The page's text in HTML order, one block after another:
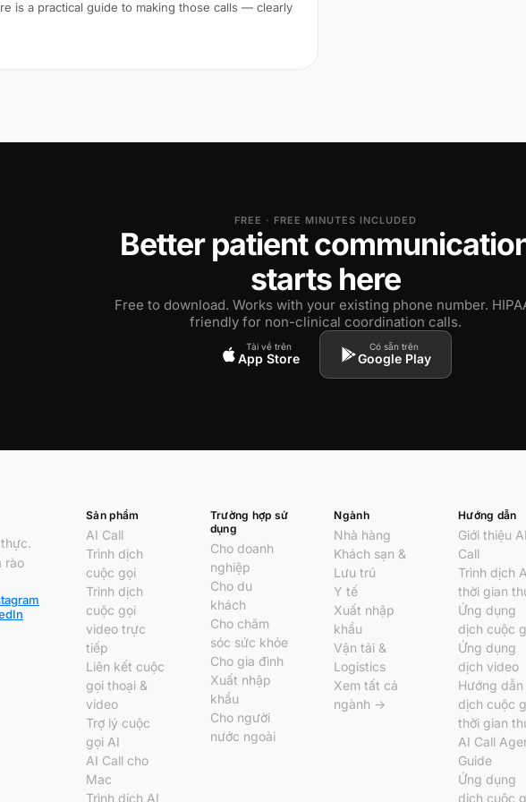
is a practical guide to making those calls — clearly
FREE · FREE MINUTES INCLUDED
Better patient
starts here
Free to download. Works with your existing phone number.
friendly for non-clinical coordination calls.
Tải về trên
App Store
Có sẵn trên
Google Play
rào
Sản phẩm
AI Call
Trình dịch
cuộc gọi
Trình dịch
cuộc gọi
video trực
tiếp
Liên kết cuộc
gọi thoại &
video
Trợ lý cuộc
gọi AI
AI Call cho
Mac
Trình dịch AI
Trường hợp sử
dụng
Cho doanh
nghiệp
Cho du
khách
Cho chăm
sóc sức khỏe
Cho gia đình
Xuất nhập
khẩu
Cho người
nước ngoài
Ngành
Nhà hàng
Khách sạn &
Lưu trú
Y tế
Xuất nhập
khẩu
Vận tải &
Logistics
Xem tất cả
ngành →
Hướng dẫn
Giới thiệu
Call
Trình dịch
thời gian
Ứng dụng
dịch cuộc
Ứng dụng
dịch video
Hướng dẫn
dịch cuộc
thời gian
AI Call
Guide
Ứng dụng
dịch cuộc